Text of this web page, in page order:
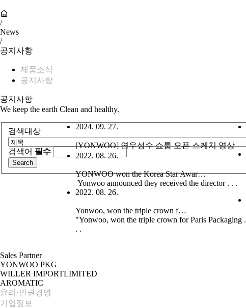
/
News
/
공지사항
제품소식
공지사항
공지사항
We keep the earth Clean and healthy.
검색대상
검색어 필수
2024. 09. 27.
[YONWOO] 연우성수 쇼룸 오픈 스케치 영상
2022. 08. 26.
YONWOO won the Korea Star Awar…
Yonwoo announced they received the director . . .
2022. 08. 26.
Yonwoo, won the triple crown f…
"Yonwoo, won the triple crown for Paris Packaging .
. .
Sales Partner
YONWOO PKG
WILLER IMPORTLIMITED
AROMATIC
윤리·인권경영
기업정보